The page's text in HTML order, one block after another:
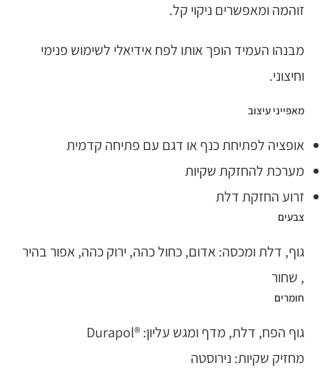
זוהמה ומאפשרים ניקוי קל.
מבנהו העמיד הופך אותו לפח אידיאלי לשימוש פנימי
וחיצוני.
מאפייני עיצוב
אופציה לפתיחת כנף או דגם עם פתיחה קדמית
מערכת להחזקת שקיות
זרוע החזקת דלת
צבעים
גוף, דלת ומכסה: אדום, כחול כהה, ירוק כהה, אפור בהיר
, שחור
חומרים
גוף הפח, דלת, מדף ומגש עליון: ®Durapol
מחזיק שקיות: נירוסטה